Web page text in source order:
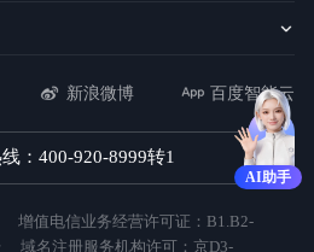
新浪微博 百度智能云
：400-920-8999转1
增值电信业务经营许可证：B1.B2-
域名注册服务机构许可：京D3-
AI助手